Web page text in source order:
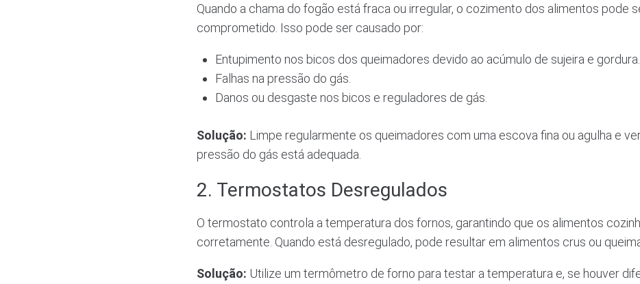
Quando a chama do fogão está fraca ou irregular, o cozimento dos alimentos pode
comprometido. Isso pode ser causado por:
Entupimento nos bicos dos queimadores devido ao acúmulo de sujeira e gordura.
Falhas na pressão do gás.
Danos ou desgaste nos bicos e reguladores de gás.
Solução: Limpe regularmente os queimadores com uma escova fina ou agulha e
pressão do gás está adequada.
2. Termostatos Desregulados
O termostato controla a temperatura dos fornos, garantindo que os alimentos
corretamente. Quando está desregulado, pode resultar em alimentos crus ou
Solução: Utilize um termômetro de forno para testar a temperatura e, se houver